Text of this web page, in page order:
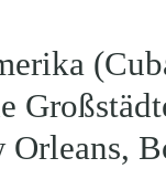
Orleans,